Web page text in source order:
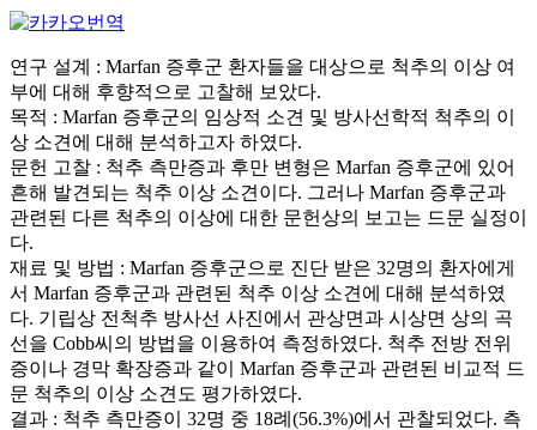
연구 설계 : Marfan 증후군 환자들을 대상으로 척추의 이상 여
부에 대해 후향적으로 고찰해 보았다.
목적 : Marfan 증후군의 임상적 소견 및 방사선학적 척추의 이
상 소견에 대해 분석하고자 하였다.
문헌 고찰 : 척추 측만증과 후만 변형은 Marfan 증후군에 있어
흔해 발견되는 척추 이상 소견이다. 그러나 Marfan 증후군과
관련된 다른 척추의 이상에 대한 문헌상의 보고는 드문 실정이
다.
재료 및 방법 : Marfan 증후군으로 진단 받은 32명의 환자에게
서 Marfan 증후군과 관련된 척추 이상 소견에 대해 분석하였
다. 기립상 전척추 방사선 사진에서 관상면과 시상면 상의 곡
선을 Cobb씨의 방법을 이용하여 측정하였다. 척추 전방 전위
증이나 경막 확장증과 같이 Marfan 증후군과 관련된 비교적 드
문 척추의 이상 소견도 평가하였다.
결과 : 척추 측만증이 32명 중 18례(56.3%)에서 관찰되었다. 측